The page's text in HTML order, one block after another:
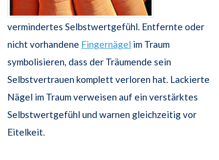
vermindertes Selbstwertgefühl. Entfernte oder
nicht vorhandene Fingernägel im Traum
symbolisieren, dass der Träumende sein
Selbstvertrauen komplett verloren hat. Lackierte
Nägel im Traum verweisen auf ein verstärktes
Selbstwertgefühl und warnen gleichzeitig vor
Eitelkeit.